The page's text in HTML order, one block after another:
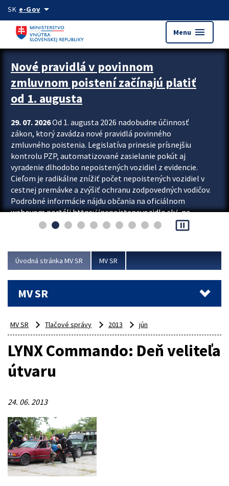
Preskocit na hlavný obsah
SK e-Govarrow_drop_down
Menu menu
Zastavit automatický posun upútavok
Nové pravidlá v povinnom
zmluvnom poistení začínajú platiť
od 1. augusta
29. 07. 2026Od 1. augusta 2026 nadobudne účinnosť
zákon, ktorý zavádza nové pravidlá povinného
zmluvného poistenia. Legislatíva prinesie prísnejšiu
kontrolu PZP, automatizované zasielanie pokút aj
vyradenie dlhodobo nepoistených vozidiel z evidencie.
Cieľom je radikálne znížiť počet nepoistených vozidiel v
cestnej premávke a zvýšiť ochranu zodpovedných vodičov.
Podrobné informácie nájdu občania na oficiálnom
webovom portáli https://nepoistenevozidlo.sk/, na
ktorom od augusta pribudne aj možnosť overiť si...
pause_presentation
Úvodná stránka MV SR MV SR
MV SR
MV SR Tlačové správy 2013 jún
LYNX Commando: Deň veliteľa
útvaru
24. 06. 2013